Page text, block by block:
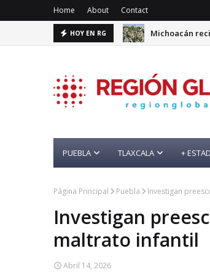
Home About Contact
HOY EN RG Michoacán
PUEBLA TLAXCALA +
Página Principal Puebla Investigan
Investigan
maltrato infantil
Abril 14, 2026